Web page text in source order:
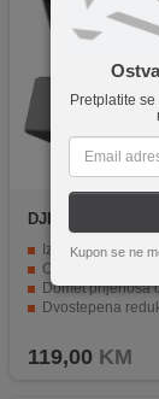
Pretplatite
Kupon se ne
DJI Mic Mini 2
Izuzetno lagan mikrofon
Optimizovan za snimanje
Domet prijenosa
Dvostepena redukcija
119,00 KM